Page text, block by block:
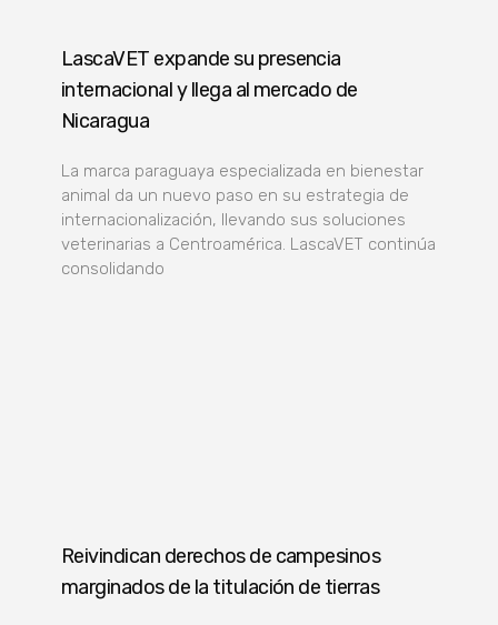
LascaVET expande su presencia
internacional y llega al mercado de
Nicaragua
La marca paraguaya especializada en bienestar
animal da un nuevo paso en su estrategia de
internacionalización, llevando sus soluciones
veterinarias a Centroamérica. LascaVET continúa
consolidando
Reivindican derechos de campesinos
marginados de la titulación de tierras